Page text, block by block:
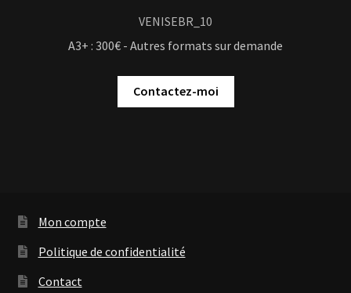
VENISEBR_10
A3+ : 300€ - Autres formats sur demande
Contactez-moi
Mon compte
Politique de confidentialité
Contact